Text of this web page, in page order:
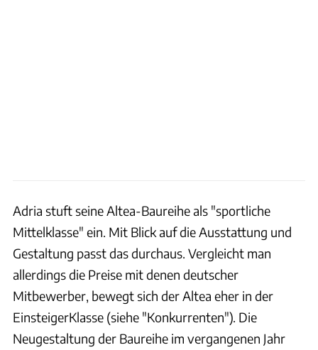
Adria stuft seine Altea-Baureihe als "sportliche
Mittelklasse" ein. Mit Blick auf die Ausstattung und
Gestaltung passt das durchaus. Vergleicht man
allerdings die Preise mit denen deutscher
Mitbewerber, bewegt sich der Altea eher in der
EinsteigerKlasse (siehe "Konkurrenten"). Die
Neugestaltung der Baureihe im vergangenen Jahr